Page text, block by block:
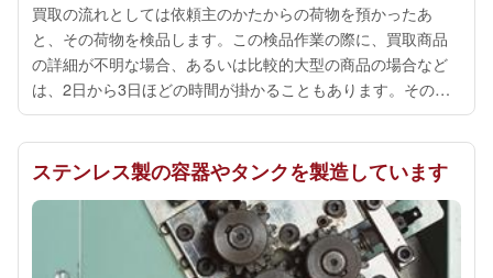
買取の流れとしては依頼主のかたからの荷物を預かったあ
と、その荷物を検品します。この検品作業の際に、買取商品
の詳細が不明な場合、あるいは比較的大型の商品の場合など
は、2日から3日ほどの時間が掛かることもあります。その
後、依頼された商品の見積書を作成し、依頼主のかたに連絡
します。そして提示された査定額に依頼主...
ステンレス製の容器やタンクを製造しています